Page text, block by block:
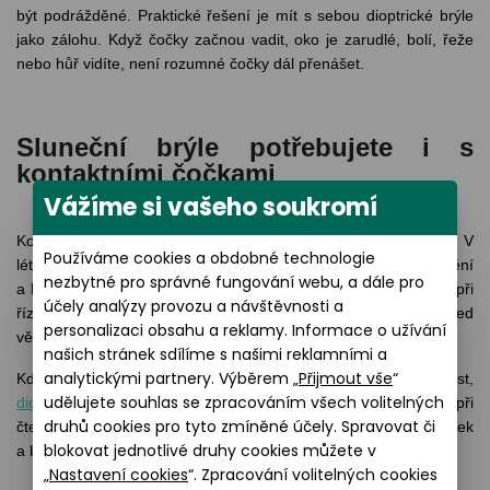
být podrážděné. Praktické řešení je mít s sebou dioptrické brýle
jako zálohu. Když čočky začnou vadit, oko je zarudlé, bolí, řeže
nebo hůř vidíte, není rozumné čočky dál přenášet.
Sluneční brýle potřebujete i s
kontaktními čočkami
Kontaktní čočky řeší dioptrie, ale nenahrazují sluneční brýle. V
létě je proto dobré mít kombinaci, kontaktní čočky pro ostré vidění
a kvalitní sluneční brýle pro komfort na ostrém světle. U vody, při
řízení i na pláži navíc sluneční brýle pomáhají chránit oči před
větrem, pískem a oslněním.
Kdo čočky nosit nechce nebo nemůže, má druhou možnost,
dioptrické sluneční brýle. U moře, na dovolené autem nebo při
čtení na pláži jsou často pohodlnější než neustálé střídání čoček
a běžných slunečních brýlí.
Vážíme si vašeho soukromí
Používáme cookies a obdobné technologie
nezbytné pro správné fungování webu, a dále pro
účely analýzy provozu a návštěvnosti a
personalizaci obsahu a reklamy. Informace o užívání
našich stránek sdílíme s našimi reklamními a
analytickými partnery. Výběrem „Přijmout vše“
udělujete souhlas se zpracováním všech volitelných
druhů cookies pro tyto zmíněné účely. Spravovat či
blokovat jednotlivé druhy cookies můžete v
„Nastavení cookies“. Zpracování volitelných cookies